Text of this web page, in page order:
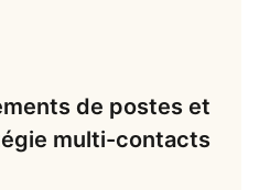
de postes et
multi-contacts